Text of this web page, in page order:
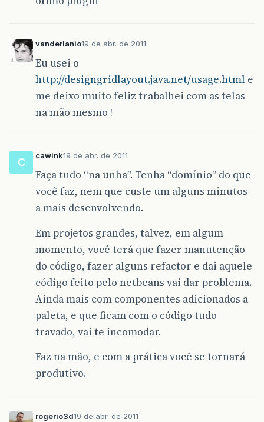
vanderlanio19 de abr. de 2011
Eu usei o
http://designgridlayout.java.net/usage.html e
me deixo muito feliz trabalhei com as telas
na mão mesmo !
C
cawink19 de abr. de 2011
Faça tudo “na unha”. Tenha “domínio” do que
você faz, nem que custe um alguns minutos
a mais desenvolvendo.
Em projetos grandes, talvez, em algum
momento, você terá que fazer manutenção
do código, fazer alguns refactor e dai aquele
código feito pelo netbeans vai dar problema.
Ainda mais com componentes adicionados a
paleta, e que ficam com o código tudo
travado, vai te incomodar.
Faz na mão, e com a prática você se tornará
produtivo.
rogerio3d19 de abr. de 2011